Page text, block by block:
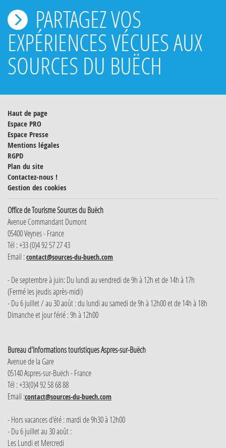
PARTAGEZ VOS
EXPÉRIENCES VÉCUES AUX
SOURCES DU BUËCH
Haut de page
Espace PRO
Espace Presse
Mentions légales
RGPD
Plan du site
Contactez-nous !
Gestion des cookies
Office de Tourisme Sources du Buëch
Avenue Commandant Dumont
05400 Veynes - France
Tél : +33 (0)4 92 57 27 43
Email :contact@sources-du-buech.com
- De septembre à juin: Du lundi au vendredi de 9h à 12h et de 14h à 17h
(Fermé les jeudis après-midi)
- Du 6 juillet / au 30 août : du lundi au samedi de 9h à 12h00 et de 14h à 18h
Dimanche et jour férié : 9h à 12h00
Bureau d'Informations touristiques Aspres-sur-Buëch
Avenue de la Gare
05140 Aspres-sur-Buëch - France
Tél : +33(0)4 92 58 68 88
Email :contact@sources-du-buech.com
- Hors vacances d'été : mardi de 9h30 à 12h00
- Du 6 juillet au 30 août :
Les Lundi et Mercredi